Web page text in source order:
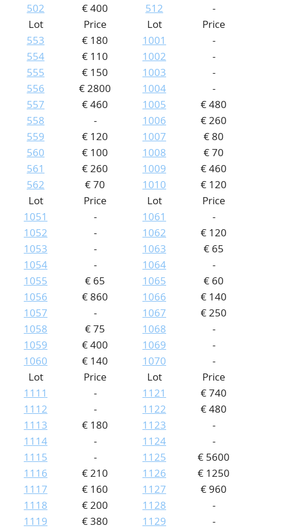
502 € 400 512
-
Lot
Price
553
€ 180
554
€ 110
555
€ 150
556
€ 2800
557
€ 460
558
-
559
€ 120
560
€ 100
561
€ 260
562
€ 70
Lot
Price
1001
-
1002
-
1003
-
1004
-
1005
€ 480
1006
€ 260
1007
€ 80
1008
€ 70
1009
€ 460
1010
€ 120
Lot
Price
1051
-
1052
-
1053
-
1054
-
1055
€ 65
1056
€ 860
1057
-
1058
€ 75
1059
€ 400
1060
€ 140
Lot
Price
1061
-
1062
€ 120
1063
€ 65
1064
-
1065
€ 60
1066
€ 140
1067
€ 250
1068
-
1069
-
1070
-
Lot
Price
1111
-
1112
-
1113
€ 180
1114
-
1115
-
1116
€ 210
1117
€ 160
1118
€ 200
1119
€ 380
Lot
Price
1121
€ 740
1122
€ 480
1123
-
1124
-
1125
€ 5600
1126
€ 1250
1127
€ 960
1128
-
1129
-